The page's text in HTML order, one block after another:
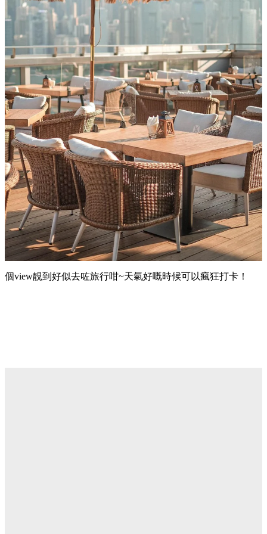
個view靚到好似去咗旅行咁~天氣好嘅時候可以瘋狂打卡！